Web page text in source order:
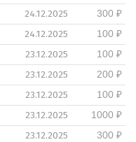
24.12.2025
300 ₽
24.12.2025
100 ₽
23.12.2025
100 ₽
23.12.2025
200 ₽
23.12.2025
100 ₽
23.12.2025
1000 ₽
23.12.2025
300 ₽